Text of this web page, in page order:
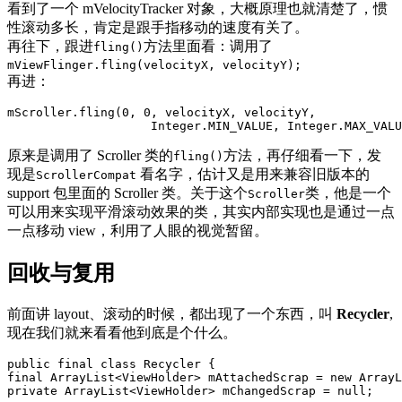
看到了一个 mVelocityTracker 对象，大概原理也就清楚了，惯
性滚动多长，肯定是跟手指移动的速度有关了。
再往下，跟进fling() 方法里面看：调用了
mViewFlinger.fling(velocityX, velocityY);
再进：
mScroller . fling ( 0 , 0 , velocityX , velocityY ,
Integer . MIN_VALUE , Integer .
原来是调用了 Scroller 类的fling() 方法，再仔细看一下，发
现是ScrollerCompat 看名字，估计又是用来兼容旧版本的
support 包里面的 Scroller 类。关于这个Scroller类，他是一个
可以用来实现平滑滚动效果的类，其实内部实现也是通过一点
一点移动 view，利用了人眼的视觉暂留。
回收与复用
前面讲 layout、滚动的时候，都出现了一个东西，叫 Recycler,
现在我们就来看看他到底是个什么。
public final class Recycler {
final ArrayList<ViewHolder> mAttachedScrap = new
private ArrayList<ViewHolder> mChangedScrap = null ;